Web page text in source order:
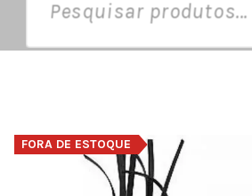
FORA DE ESTOQUE